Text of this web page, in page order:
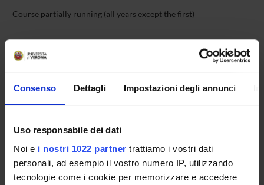
Consenso Dettagli Impostazioni degli annunci
Uso responsabile dei dati
Noi e i nostri 1022 partner trattiamo i vostri dati
personali, ad esempio il vostro numero IP, utilizzando
tecnologie come i cookie per memorizzare e accedere
Course partially running (all years except the first)
Pharmacology
4S01147
Giampaolo Velo
Number of ECTS credits allocated